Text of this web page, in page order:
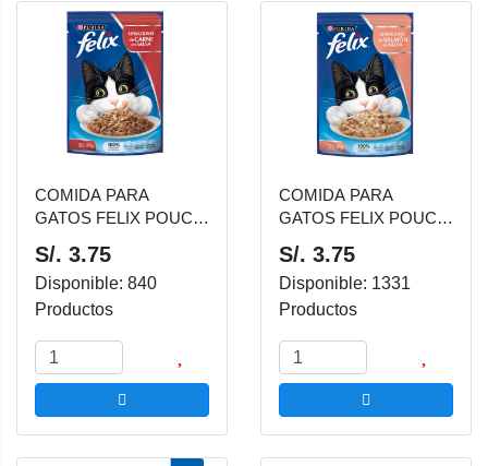
COMIDA PARA
GATOS FELIX POUCH
CARNE EN SALSA 85
GR
S/. 3.75
Disponible: 840
Productos
COMIDA PARA
GATOS FELIX POUCH
SALMON EN SALSA
85 GR
S/. 3.75
Disponible: 1331
Productos